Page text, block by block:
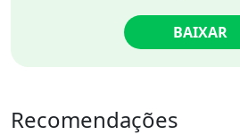
BAIXAR
Recomendações